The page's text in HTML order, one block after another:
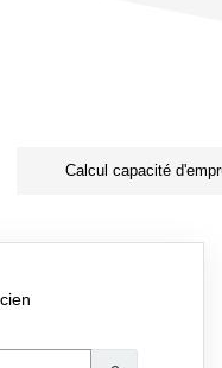
Calcul capacité